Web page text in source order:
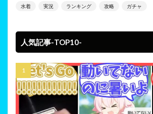
水着 実況 ランキング 攻略 ガチャ
人気記事-TOP10-